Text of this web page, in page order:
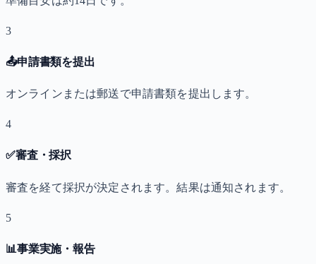
3
📤申請書類を提出
オンラインまたは郵送で申請書類を提出します。
4
✅審査・採択
審査を経て採択が決定されます。結果は通知されます。
5
📊事業実施・報告